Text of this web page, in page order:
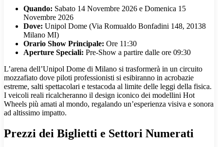
Quando: Sabato 14 Novembre 2026 e Domenica 15
Novembre 2026
Dove: Unipol Dome (Via Romualdo Bonfadini 148, 20138
Milano MI)
Orario Show Principale: Ore 11:30
Aperture Speciali: Pre-Show a partire dalle ore 09:30
L’arena dell’Unipol Dome di Milano si trasformerà in un circuito
mozzafiato dove piloti professionisti si esibiranno in acrobazie
estreme, salti spettacolari e testacoda al limite delle leggi della fisica.
I veicoli reali ricalcheranno il design iconico dei modellini Hot
Wheels più amati al mondo, regalando un’esperienza visiva e sonora
ad altissimo impatto.
Prezzi dei Biglietti e Settori Numerati